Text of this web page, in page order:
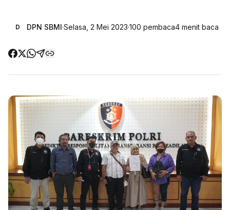
D DPN SBMI·Selasa, 2 Mei 2023·100 pembaca4 menit baca